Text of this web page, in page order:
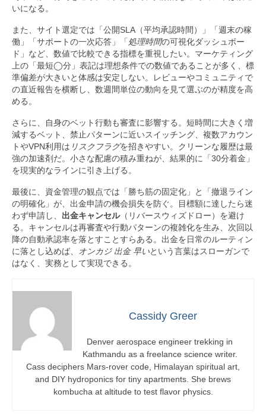
いになる。
また、サイト選定では「公開SLA（平均承認時間）」「週末の稼
働」「サポートの一次応答」「処理時間の可視化ダッシュボー
ド」など、数値で比較できる指標を重視したい。マーケティング
上の「最短◯分」表記は理想条件での数値であることが多く、標
準偏差が大きいと体感は安定しない。レビューやコミュニティで
の直近報告を横断し、数週間単位の動向を見て選ぶのが精度を高
める。
さらに、自身のベット行動も審査に影響する。短時間に大きく増
減するベット、禁止パターンに近いスイッチング、複数アカウン
トやVPN利用は リスクフラグを招きやすい。クリーンな履歴は最
強の加速剤だ。小さな配慮の積み重ねが、結果的に「30分着金」
を現実的なラインに引き上げる。
最後に、資金管理の観点では「勝ち筋の固定化」と「撤退ライン
の明確化」が、出金申請の機会損失を防ぐ。目標額に達したら迷
わず申請し、 出金キャンセル（リバースウィズドロー）を避け
る。キャンセルは再審査や行動パターンの複雑化を生み、次回以
降の自動承認率を落とすことすらある。出金を日常のルーティン
に落とし込めば、 オンカジ 出金 早いという言葉はスローガンで
はなく、実務として実現できる。
Cassidy Greer
Denver aerospace engineer trekking in
Kathmandu as a freelance science writer.
Cass deciphers Mars-rover code, Himalayan spiritual art,
and DIY hydroponics for tiny apartments. She brews
kombucha at altitude to test flavor physics.